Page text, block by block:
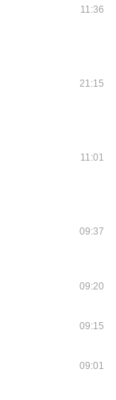
11:36
21:15
11:01
09:37
09:20
09:15
09:01